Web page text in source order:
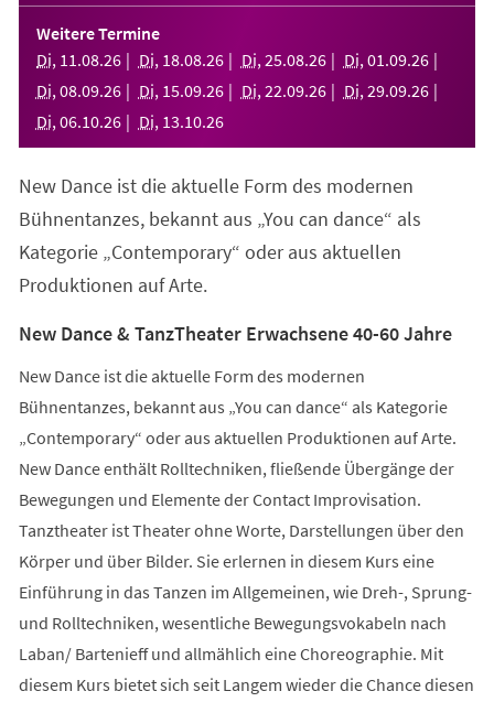
einem
neuen
Tab)
Weitere Termine
Di, 11 .08.26 Di, 18.08.26 Di, 25.08.26 Di, 01 .09.26
Di, 08.09.26 Di, 15.09.26 Di, 22.09.26 Di, 29.09.26
Di, 06.10.26 Di, 13.10.26
New Dance ist die aktuelle Form des modernen
Bühnentanzes, bekannt aus „You can dance“ als
Kategorie „Contemporary“ oder aus aktuellen
Produktionen auf Arte.
New Dance & TanzTheater Erwachsene 40-60 Jahre
New Dance ist die aktuelle Form des modernen
Bühnentanzes, bekannt aus „You can dance“ als Kategorie
„Contemporary“ oder aus aktuellen Produktionen auf Arte.
New Dance enthält Rolltechniken, fließende Übergänge der
Bewegungen und Elemente der Contact Improvisation.
Tanztheater ist Theater ohne Worte, Darstellungen über den
Körper und über Bilder. Sie erlernen in diesem Kurs eine
Einführung in das Tanzen im Allgemeinen, wie Dreh-, Sprung-
und Rolltechniken, wesentliche Bewegungsvokabeln nach
Laban/ Bartenieff und allmählich eine Choreographie. Mit
diesem Kurs bietet sich seit Langem wieder die Chance diesen